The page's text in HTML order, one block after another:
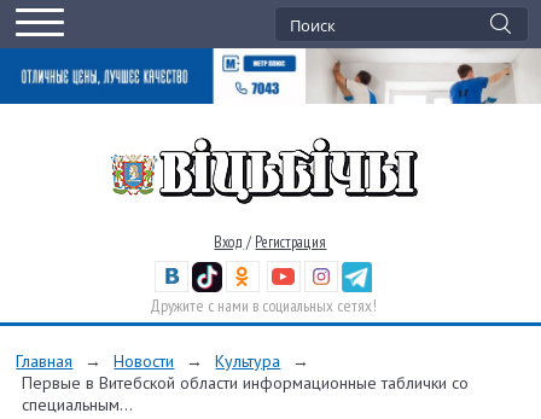
Вход / Регистрация
Дружите с нами в социальных сетях!
Главная → Новости → Культура
→
Первые в Витебской области информационные таблички со
специальным...